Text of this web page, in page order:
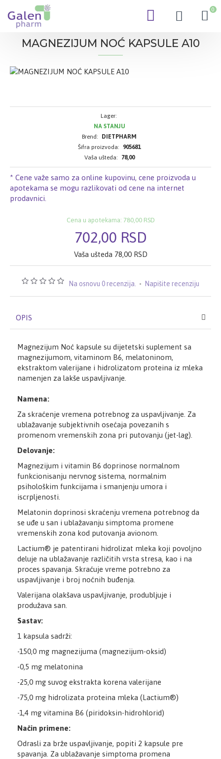
0
MAGNEZIJUM NOĆ KAPSULE A10
Na osnovu 0 recenzija. - Napišite recenziju
* Cene važe samo za online kupovinu, cene proizvoda u
apotekama se mogu razlikovati od cene na internet
prodavnici.
702,00 RSD
Cena u apotekama: 780,00 RSD
Vaša ušteda 78,00 RSD
Lager:
NA STANJU
Brend:
DIETPHARM
Šifra proizvoda:
905681
Vaša ušteda:
78,00
OPIS
Magnezijum Noć kapsule su dijetetski suplement sa
magnezijumom, vitaminom B6, melatoninom,
ekstraktom valerijane i hidrolizatom proteina iz mleka
namenjen za lakše uspavljivanje.
Namena:
Za skraćenje vremena potrebnog za uspavljivanje. Za
ublažavanje subjektivnih osećaja povezanih s
promenom vremenskih zona pri putovanju (jet-lag).
Delovanje:
Magnezijum i vitamin B6 doprinose normalnom
funkcionisanju nervnog sistema, normalnim
psihološkim funkcijama i smanjenju umora i
iscrpljenosti.
Melatonin doprinosi skraćenju vremena potrebnog da
se uđe u san i ublažavanju simptoma promene
vremenskih zona kod putovanja avionom.
Lactium® je patentirani hidrolizat mleka koji povoljno
deluje na ublažavanje različitih vrsta stresa, kao i na
proces spavanja. Skraćuje vreme potrebno za
uspavljivanje i broj noćnih buđenja.
Valerijana olakšava uspavljivanje, produbljuje i
produžava san.
Sastav:
1 kapsula sadrži:
-150,0 mg magnezijuma (magnezijum-oksid)
-0,5 mg melatonina
-25,0 mg suvog ekstrakta korena valerijane
-75,0 mg hidrolizata proteina mleka (Lactium®)
-1,4 mg vitamina B6 (piridoksin-hidrohlorid)
Način primene:
Odrasli za brže uspavljivanje, popiti 2 kapsule pre
spavanja. Za ublažavanje simptoma promena